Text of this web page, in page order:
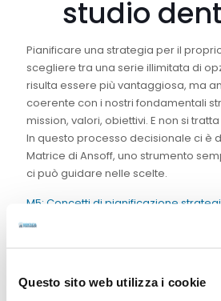
Questo sito web utilizza i cookie
studio
Pianificare una strategia per il
scegliere tra una serie illimitata di
risulta essere più vantaggiosa, ma
coerente con i nostri fondamentali
mission, valori, obiettivi. E non si
In questo processo decisionale ci è
Matrice di Ansoff, uno strumento
ci può guidare nelle scelte.
M5: Concetti di pianificazione
dentistico